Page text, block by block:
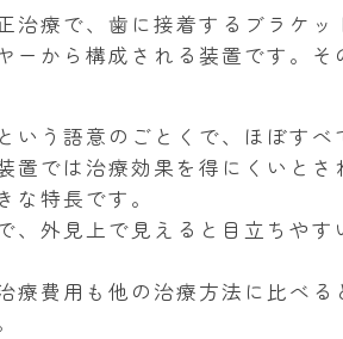
療で、歯に接着するブラケッ
ーから構成される装置です。そ
いう語意のごとくで、ほぼすべ
置では治療効果を得にくいとさ
特長です。
、外見上で見えると目立ちやす
費用も他の治療方法に比べる